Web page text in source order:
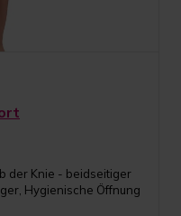
der Knie - beidseitiger
Hygienische Öffnung